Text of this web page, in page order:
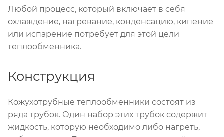
Любой процесс, который включает в себя
охлаждение, нагревание, конденсацию, кипение
или испарение потребует для этой цели
теплообменника.
Конструкция
Кожухотрубные теплообменники состоят из
ряда трубок. Один набор этих трубок содержит
жидкость, которую необходимо либо нагреть,